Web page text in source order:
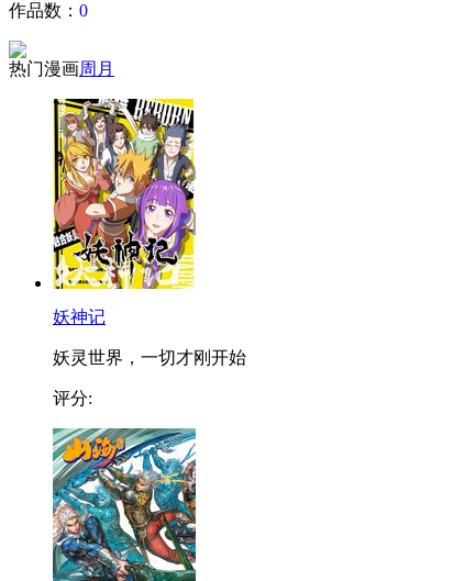
作品数： 0
热门漫画周 月
妖神记
妖灵世界，一切才刚开始
评分: